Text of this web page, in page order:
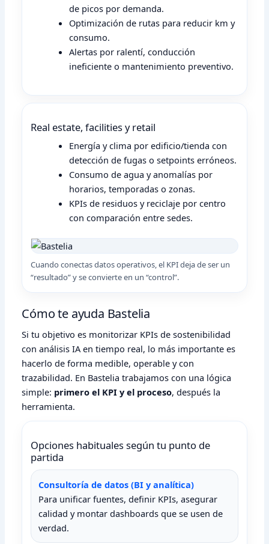
de picos por demanda.
Optimización de rutas para reducir km y
consumo.
Alertas por ralentí, conducción
ineficiente o mantenimiento preventivo.
Real estate, facilities y retail
Energía y clima por edificio/tienda con
detección de fugas o setpoints erróneos.
Consumo de agua y anomalías por
horarios, temporadas o zonas.
KPIs de residuos y reciclaje por centro
con comparación entre sedes.
Cuando conectas datos operativos, el KPI deja de ser un
“resultado” y se convierte en un “control”.
Cómo te ayuda Bastelia
Si tu objetivo es monitorizar KPIs de sostenibilidad
con análisis IA en tiempo real, lo más importante es
hacerlo de forma medible, operable y con
trazabilidad. En Bastelia trabajamos con una lógica
simple: primero el KPI y el proceso, después la
herramienta.
Opciones habituales según tu punto de
partida
Consultoría de datos (BI y analítica)
Para unificar fuentes, definir KPIs, asegurar
calidad y montar dashboards que se usen de
verdad.